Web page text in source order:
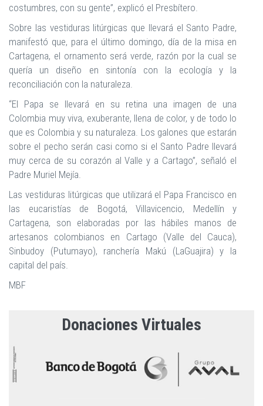
costumbres, con su gente”, explicó el Presbítero.
Sobre las vestiduras litúrgicas que llevará el Santo Padre,
manifestó que, para el último domingo, día de la misa en
Cartagena, el ornamento será verde, razón por la cual se
quería un diseño en sintonía con la ecología y la
reconciliación con la naturaleza.
“El Papa se llevará en su retina una imagen de una
Colombia muy viva, exuberante, llena de color, y de todo lo
que es Colombia y su naturaleza. Los galones que estarán
sobre el pecho serán casi como si el Santo Padre llevará
muy cerca de su corazón al Valle y a Cartago”, señaló el
Padre Muriel Mejía.
Las vestiduras litúrgicas que utilizará el Papa Francisco en
las eucaristías de Bogotá, Villavicencio, Medellín y
Cartagena, son elaboradas por las hábiles manos de
artesanos colombianos en Cartago (Valle del Cauca),
Sinbudoy (Putumayo), ranchería Makú (LaGuajira) y la
capital del país.
MBF
Donaciones Virtuales